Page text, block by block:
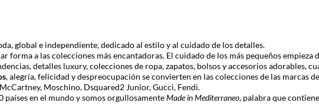
global e independiente, dedicado al estilo y al cuidado de los detalles.
forma a las colecciones más encantadoras. El cuidado de los más pequeños empieza
detalles luxury, colecciones de ropa, zapatos, bolsos y accesorios adorables,
, alegría, felicidad y despreocupación se convierten en las colecciones de las marcas
, Moschino, Dsquared2 Junior,Gucci, Fendi.
países en el mundo y somos orgullosamenteMade in Mediterraneo, palabra que